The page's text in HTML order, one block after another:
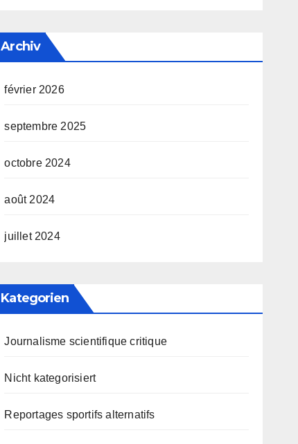
Archiv
février 2026
septembre 2025
octobre 2024
août 2024
juillet 2024
Kategorien
Journalisme scientifique critique
Nicht kategorisiert
Reportages sportifs alternatifs